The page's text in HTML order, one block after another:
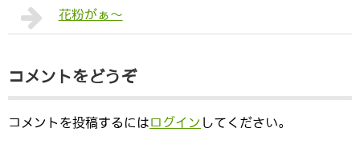
花粉がぁ〜
コメントをどうぞ
コメントを投稿するにはログイン してください。